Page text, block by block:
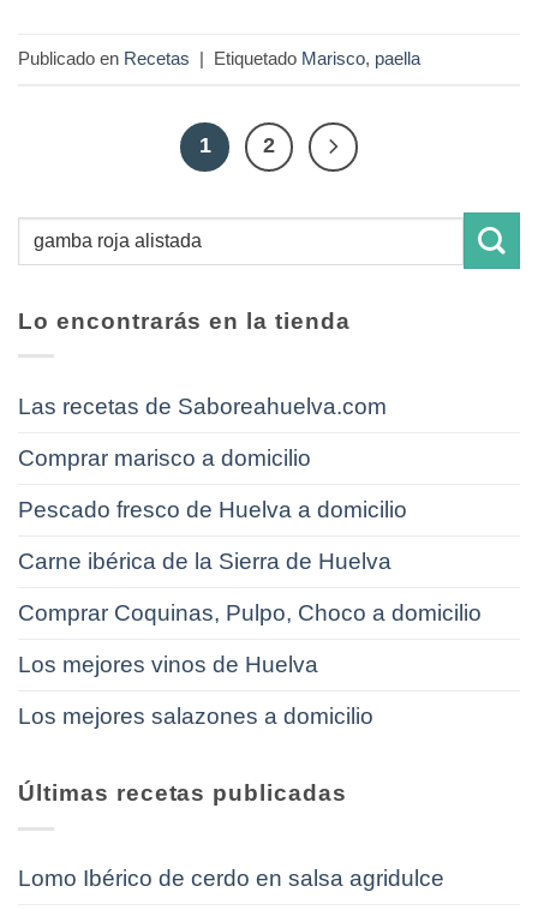
Publicado en Recetas | Etiquetado Marisco, paella
1 2
Lo encontrarás en la tienda
Las recetas de Saboreahuelva.com
Comprar marisco a domicilio
Pescado fresco de Huelva a domicilio
Carne ibérica de la Sierra de Huelva
Comprar Coquinas, Pulpo, Choco a domicilio
Los mejores vinos de Huelva
Los mejores salazones a domicilio
Últimas recetas publicadas
Lomo Ibérico de cerdo en salsa agridulce